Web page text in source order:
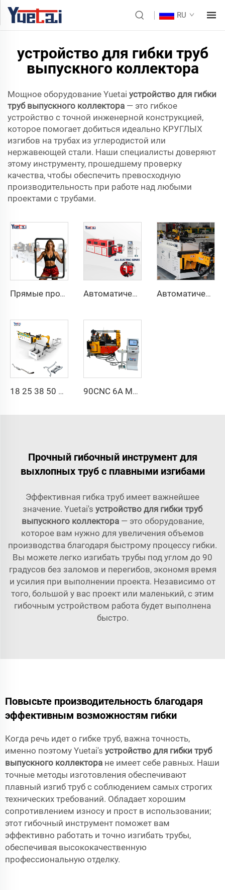
RU
устройство для гибки труб
выпускного коллектора
Мощное оборудование Yuetai устройство для гибки
труб выпускного коллектора — это гибкое
устройство с точной инженерной конструкцией,
которое помогает добиться идеально КРУГЛЫХ
изгибов на трубах из углеродистой или
нержавеющей стали. Наши специалисты доверяют
этому инструменту, прошедшему проверку
качества, чтобы обеспечить превосходную
производительность при работе над любыми
проектами с трубами.
Прямые продажи с завода, двухголовочный автоматический гидравлический трубогибочный станок с ЧПУ, станок для гибки труб из углеродистой стали Автоматическая полностью электрическая ротационная двусторонняя гибочная машина серии CNC для металлических стальных труб, трубогибочные станки Автоматический двухрукавный трубогибочный станок CNC одновременная двухсторонняя система формовки труб для выхлопных систем и перил
18 25 38 50 CNC 4A 2S Стальная автоматическая трубогибочная машина и машины для гибки труб цена с подачей 1 дюйм 2 дюйма 3 дюйма линия 90CNC 6A MS CNC трубогибочный станок, чугунная квадратная трубогибочная машина с двигателем для алюминия и нержавеющей латунной трубы
Прочный гибочный инструмент для
выхлопных труб с плавными изгибами
Эффективная гибка труб имеет важнейшее
значение. Yuetai's устройство для гибки труб
выпускного коллектора — это оборудование,
которое вам нужно для увеличения объемов
производства благодаря быстрому процессу гибки.
Вы можете легко изгибать трубы под углом до 90
градусов без заломов и перегибов, экономя время
и усилия при выполнении проекта. Независимо от
того, большой у вас проект или маленький, с этим
гибочным устройством работа будет выполнена
быстро.
Повысьте производительность благодаря
эффективным возможностям гибки
Когда речь идет о гибке труб, важна точность,
именно поэтому Yuetai's устройство для гибки труб
выпускного коллектора не имеет себе равных. Наши
точные методы изготовления обеспечивают
плавный изгиб труб с соблюдением самых строгих
технических требований. Обладает хорошим
сопротивлением износу и прост в использовании;
этот гибочный инструмент поможет вам
эффективно работать и точно изгибать трубы,
обеспечивая высококачественную
профессиональную отделку.